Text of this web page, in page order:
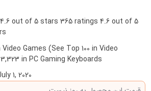
out of 5 stars 365 ratings 4.6 out of 5
Games (See Top 100 in Video
in PC Gaming Keyboards
1, 2020